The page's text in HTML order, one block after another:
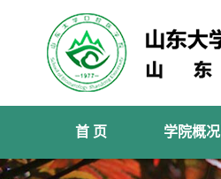
首 页 学院概况